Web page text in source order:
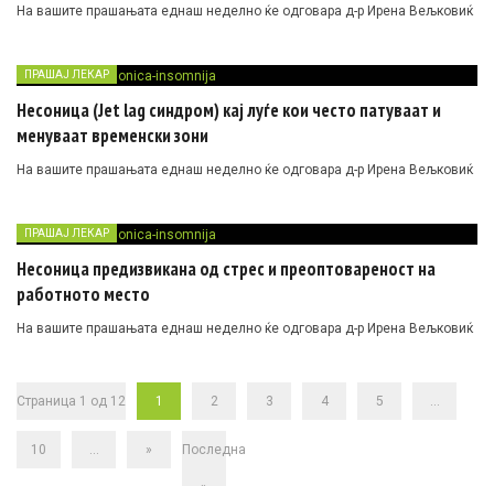
На вашите прашањата еднаш неделно ќе одговара д-р Ирена Вељковиќ
ПРАШАЈ ЛЕКАР
Несоница (Jet lag синдром) кај луѓе кои често патуваат и
менуваат временски зони
На вашите прашањата еднаш неделно ќе одговара д-р Ирена Вељковиќ
ПРАШАЈ ЛЕКАР
Несоница предизвикана од стрес и преоптовареност на
работното место
На вашите прашањата еднаш неделно ќе одговара д-р Ирена Вељковиќ
Страница 1 од 12 1 2 3 4 5 ...
10 ... » Последна